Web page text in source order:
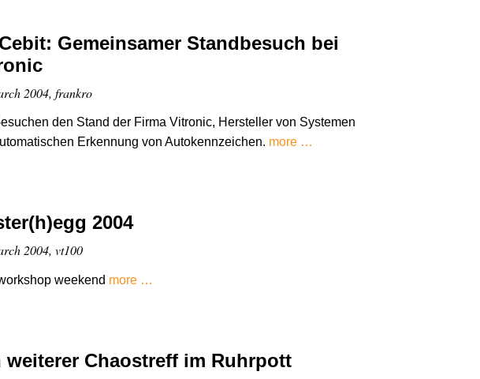
Gemeinsamer Standbesuch bei
2004, frankro
den Stand der Firma Vitronic, Hersteller von Systemen
Erkennung von Autokennzeichen. more …
2004
2004, vt100
weekend more …
weiterer Chaostreff im Ruhrpott